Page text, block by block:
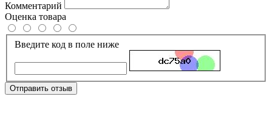
Комментарий
Оценка товара
Введите код в поле ниже
Отправить отзыв